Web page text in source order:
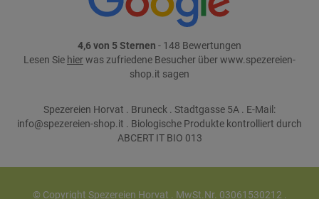
4,6 von 5 Sternen - 148 Bewertungen
Lesen Sie hierwas zufriedene Besucher über www.spezereien-
shop.it sagen
Spezereien Horvat . Bruneck . Stadtgasse 5A . E-Mail:
info@spezereien-shop.it . Biologische Produkte kontrolliert durch
ABCERT IT BIO 013
© Copyright Spezereien Horvat . MwSt.Nr. 03061530212 .